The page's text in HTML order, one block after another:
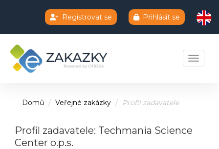
Registrovat se Přihlásit se
Toggle
Domů Veřejné zakázky Profil zadavatele
Profil zadavatele: Techmania Science
Center o.p.s.
Chatbot e-zakazky